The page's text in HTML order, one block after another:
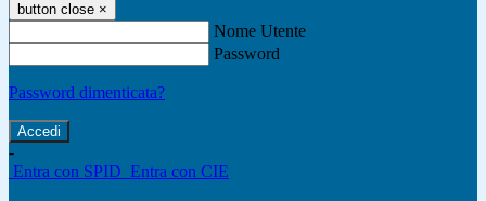
button close ×
Nome Utente
Password
Password dimenticata?
-
Entra con SPID Entra con CIE